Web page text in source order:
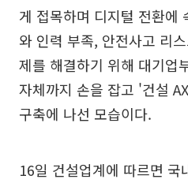
게 접목하며 디지털 전환에
와 인력 부족, 안전사고 리
제를 해결하기 위해 대기업
자체까지 손을 잡고 '건설
구축에 나선 모습이다.
16일 건설업계에 따르면 국